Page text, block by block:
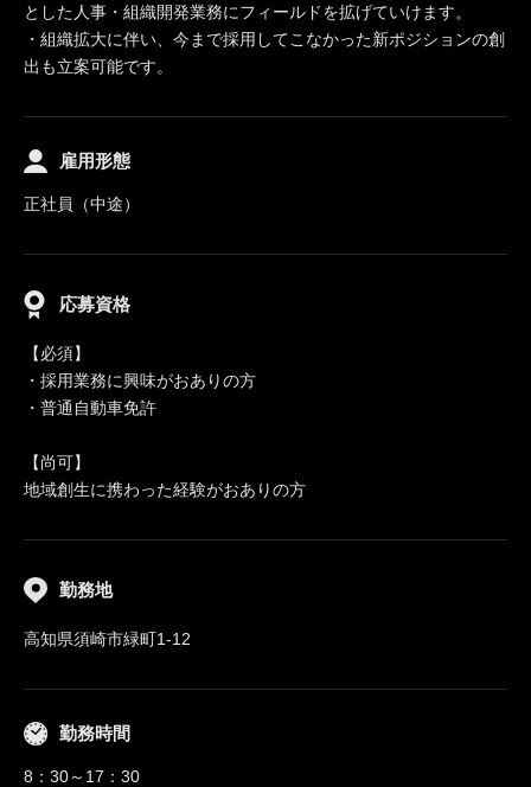
とした人事・組織開発業務にフィールドを拡げていけます。
・組織拡大に伴い、今まで採用してこなかった新ポジションの創
出も立案可能です。
雇用形態
正社員（中途）
応募資格
【必須】
・採用業務に興味がおありの方
・普通自動車免許
【尚可】
地域創生に携わった経験がおありの方
勤務地
高知県須崎市緑町1-12
勤務時間
8：30～17：30